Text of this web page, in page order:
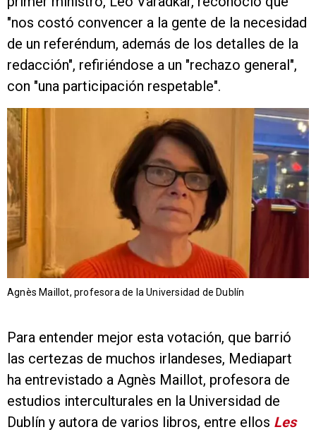
"nos costó convencer a la gente de la necesidad
de un referéndum, además de los detalles de la
redacción", refiriéndose a un "rechazo general",
con "una participación respetable".
Agnès Maillot, profesora de la Universidad de Dublín
Para entender mejor esta votación, que barrió
las certezas de muchos irlandeses, Mediapart
ha entrevistado a Agnès Maillot, profesora de
estudios interculturales en la Universidad de
Dublín y autora de varios libros, entre ellos Les